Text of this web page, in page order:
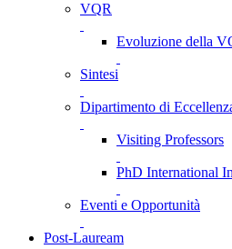
VQR
Evoluzione della
Sintesi
Dipartimento di
Visiting Professors
PhD International
Eventi e Opportunità
Post-Lauream